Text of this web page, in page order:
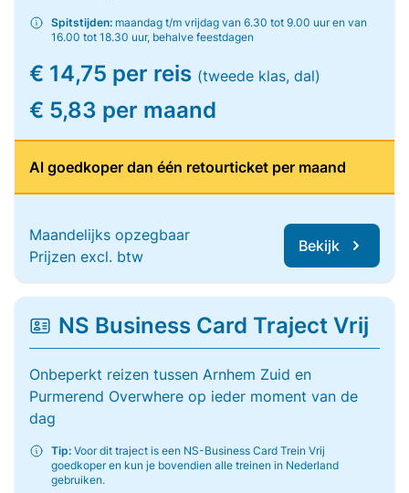
Spitstijden: maandag t/m vrijdag van 6.30 tot 9.00 uur en van
16.00 tot 18.30 uur, behalve feestdagen
€ 14,75 per reis (tweede klas, dal)
€ 5,83 per maand
Al goedkoper dan één retourticket per maand
Maandelijks opzegbaar
Prijzen excl. btw
Bekijk
NS Business Card Traject Vrij
Onbeperkt reizen tussen Arnhem Zuid en
Purmerend Overwhere op ieder moment van de
dag
Tip: Voor dit traject is een NS-Business Card Trein Vrij
goedkoper en kun je bovendien alle treinen in Nederland
gebruiken.